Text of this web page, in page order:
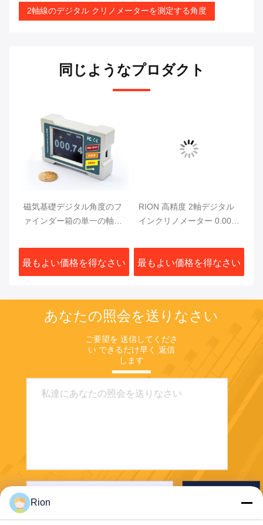
2軸線のデジタル クリノメーターを測定する角度
同じようなプロダクト
磁気基礎デジタル角度のフ
ァインダー箱の単一の軸線
ノメーター
最もよい価格を得なさい
RION 高精度 2軸デジタル
インクリノメーター 0.002
最もよい価格を得なさい
あなたの照会を送りなさい
ご要望を 送信してくださ
い できるだけ早く 返信
します
Rion